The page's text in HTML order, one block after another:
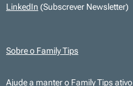
LinkedIn (Subscrever Newsletter)
Sobre o Family Tips
Ajude a manter o Family Tips ativo